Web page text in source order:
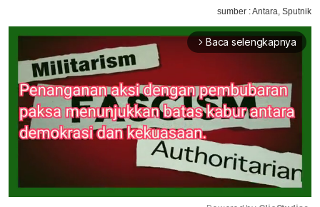
sumber : Antara, Sputnik
arrow_forward_ios Baca selengkapnya